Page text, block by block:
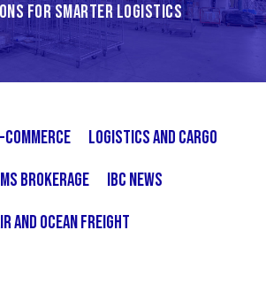
for Smarter Logistics
Logistics and Cargo
Brokerage
IBC News
and Ocean Freight